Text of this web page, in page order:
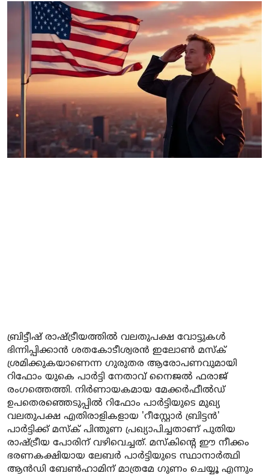
Gulf News
Sports
World
Health
Entertainment
Street of Thoughts
ബ്രിട്ടീഷ് രാഷ്ട്രീയത്തിൽ വലതുപക്ഷ വോട്ടുകൾ
ഭിന്നിപ്പിക്കാൻ ശതകോടീശ്വരൻ ഇലോൺ മസ്ക്
ശ്രമിക്കുകയാണെന്ന ഗുരുതര ആരോപണവുമായി
റിഫോം യുകെ പാർട്ടി നേതാവ് നൈജൽ ഫരാജ്
രംഗത്തെത്തി. നിർണായകമായ മേക്കർഫീൽഡ്
ഉപതെരഞ്ഞെടുപ്പിൽ റിഫോം പാർട്ടിയുടെ മുഖ്യ
വലതുപക്ഷ എതിരാളികളായ 'റീസ്റ്റോർ ബ്രിട്ടൻ'
പാർട്ടിക്ക് മസ്ക് പിന്തുണ പ്രഖ്യാപിച്ചതാണ് പുതിയ
രാഷ്ട്രീയ പോരിന് വഴിവെച്ചത്. മസ്കിന്റെ ഈ നീക്കം
ഭരണകക്ഷിയായ ലേബർ പാർട്ടിയുടെ സ്ഥാനാർത്ഥി
ആൻഡി ബേൺഹാമിന് മാത്രമേ ഗുണം ചെയ്യൂ എന്നും